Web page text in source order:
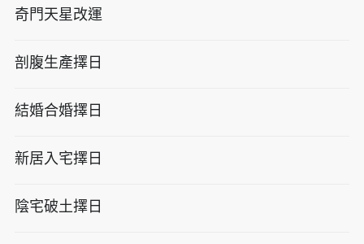
奇門天星改運
剖腹生產擇日
結婚合婚擇日
新居入宅擇日
陰宅破土擇日